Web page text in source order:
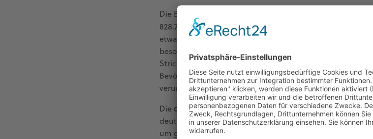
Die Bevölkerung in Österreich ist in den letzten Jahren
828.775 Personen (+9,3 %) zu. Ein, wenn auch etwas
etwa +7,2 % bis 2040 ( ÖROK 2019b). Die Bevölkerung
besonders in Stadtregionen. Auch in Regionen mit
Strich weniger als abwanderten. Insgesamt weist ein
Bevölkerungsrückgänge auf. Sie werden durch
verursacht.
Die demografischen Veränderungenführen zu einer
deutlich älter und ein wenig jünger. Laut Prognosen
um gut 52 % und die Zahl der Kinder und Jugendlichen